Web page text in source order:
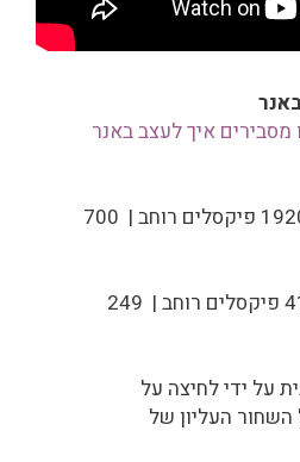
איך לעצב באנר
1920 פיקסלים רוחב | 700
414 פיקסלים רוחב | 249
על ידי לחיצה על
העליון של